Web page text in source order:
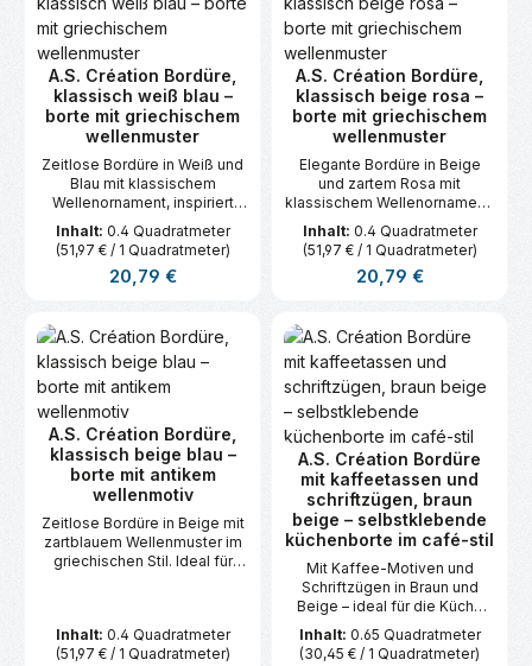
A.S. Création Bordüre,
klassisch weiß blau –
borte mit griechischem
wellenmuster
Zeitlose Bordüre in Weiß und
Blau mit klassischem
Wellenornament, inspiriert
für elegante
Wandgestaltungen.
Inhalt: 0.4 Quadratmeter
(51,97 € / 1 Quadratmeter)
Regulärer Preis:
20,79 €
A.S. Création Bordüre,
klassisch beige rosa –
borte mit griechischem
wellenmuster
Elegante Bordüre in Beige
und zartem Rosa mit
klassischem Wellenornament.
Wandgestaltung in Wohn- und
Nutzräumen.
Inhalt: 0.4 Quadratmeter
(51,97 € / 1 Quadratmeter)
Regulärer Preis:
20,79 €
A.S. Création Bordüre,
klassisch beige blau –
borte mit antikem
wellenmotiv
Zeitlose Bordüre in Beige mit
zartblauem Wellenmuster im
griechischen Stil. Ideal für
Inhalt: 0.4 Quadratmeter
(51,97 € / 1 Quadratmeter)
A.S. Création Bordüre
mit kaffeetassen und
schriftzügen, braun
beige – selbstklebende
küchenborte im café-stil
Mit Kaffee-Motiven und
Schriftzügen in Braun und
Beige – ideal für die Küche
Inhalt: 0.65 Quadratmeter
(30,45 € / 1 Quadratmeter)